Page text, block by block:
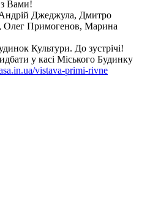
з Вами!
Андрій Джеджула, Дмитро
Олег Примогенов, Марина
Культури. До зустрічі!
у касі Міського Будинку
vistava-primi-rivne